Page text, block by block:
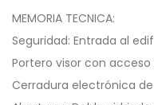
️MEMORIA TECNICA:
Seguridad: Entrada al
Portero visor con
Cerradura electrónica